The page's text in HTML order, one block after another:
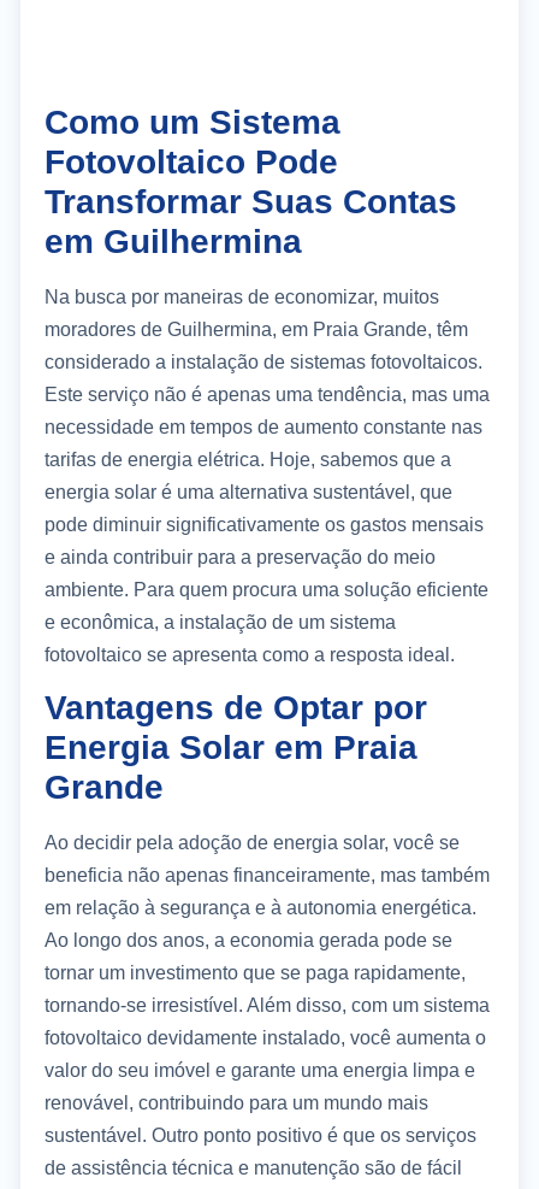
Como um Sistema
Fotovoltaico Pode
Transformar Suas Contas
em Guilhermina
Na busca por maneiras de economizar, muitos
moradores de Guilhermina, em Praia Grande, têm
considerado a instalação de sistemas fotovoltaicos.
Este serviço não é apenas uma tendência, mas uma
necessidade em tempos de aumento constante nas
tarifas de energia elétrica. Hoje, sabemos que a
energia solar é uma alternativa sustentável, que
pode diminuir significativamente os gastos mensais
e ainda contribuir para a preservação do meio
ambiente. Para quem procura uma solução eficiente
e econômica, a instalação de um sistema
fotovoltaico se apresenta como a resposta ideal.
Vantagens de Optar por
Energia Solar em Praia
Grande
Ao decidir pela adoção de energia solar, você se
beneficia não apenas financeiramente, mas também
em relação à segurança e à autonomia energética.
Ao longo dos anos, a economia gerada pode se
tornar um investimento que se paga rapidamente,
tornando-se irresistível. Além disso, com um sistema
fotovoltaico devidamente instalado, você aumenta o
valor do seu imóvel e garante uma energia limpa e
renovável, contribuindo para um mundo mais
sustentável. Outro ponto positivo é que os serviços
de assistência técnica e manutenção são de fácil